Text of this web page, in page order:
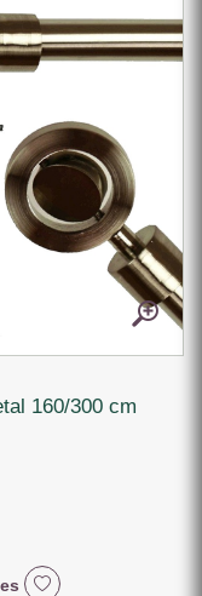
160/300 cm